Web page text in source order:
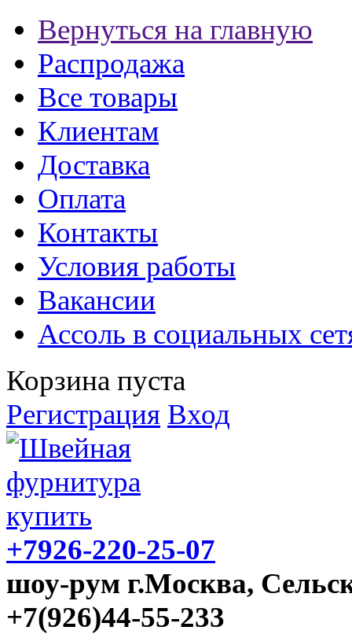
Вернуться на главную
Распродажа
Все товары
Клиентам
Доставка
Оплата
Контакты
Условия работы
Вакансии
Ассоль в социальных
Корзина пуста
Регистрация Вход
+7926-220-25-07
шоу-рум г.Москва,
+7(926)44-55-233